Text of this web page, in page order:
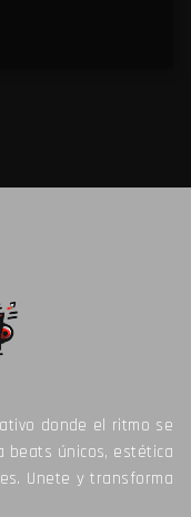
donde el ritmo se
beats únicos, estética
Unete y transforma